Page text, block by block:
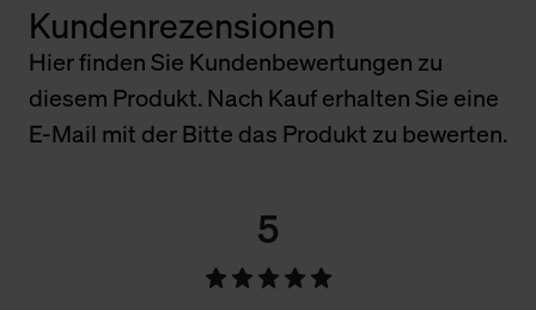
Kundenrezensionen
Hier finden Sie Kundenbewertungen zu
diesem Produkt. Nach Kauf erhalten Sie eine
E-Mail mit der Bitte das Produkt zu bewerten.
5